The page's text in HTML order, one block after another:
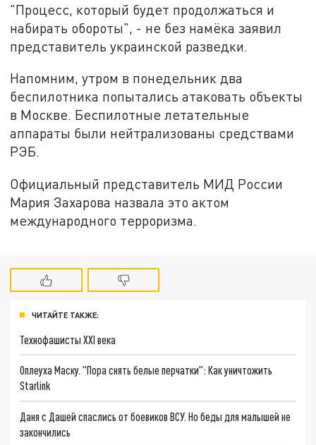
"Процесс, который будет продолжаться и
набирать обороты", - не без намёка заявил
представитель украинской разведки.
Напомним, утром в понедельник два
беспилотника попытались атаковать объекты
в Москве. Беспилотные летательные
аппараты были нейтрализованы средствами
РЭБ.
Официальный представитель МИД России
Мария Захарова назвала это актом
международного терроризма.
ЧИТАЙТЕ ТАКЖЕ:
Технофашисты XXI века
Оплеуха Маску. "Пора снять белые перчатки": Как уничтожить
Starlink
Даня с Дашей спаслись от боевиков ВСУ. Но беды для малышей не
закончились